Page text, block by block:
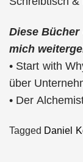
Diese
mich
• Start with
über
• Der
Tagged Daniel